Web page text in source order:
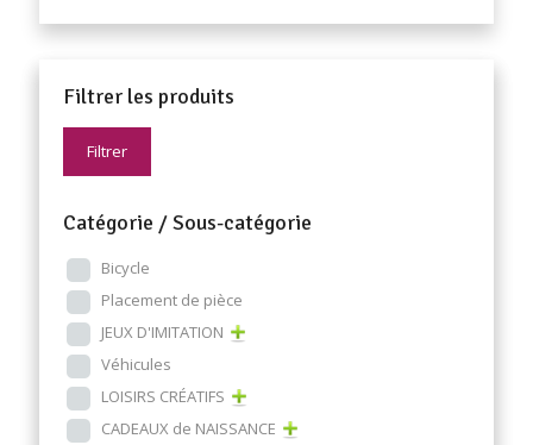
Filtrer les produits
Filtrer
Catégorie / Sous-catégorie
Bicycle
Placement de pièce
JEUX D'IMITATION
Véhicules
LOISIRS CRÉATIFS
CADEAUX de NAISSANCE